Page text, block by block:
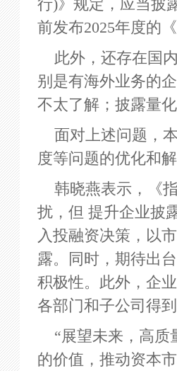
行)》规定，应当披
前发布2025年度的
此外，还存在国
别是有海外业务的
不太了解；披露量
面对上述问题，
度等问题的优化和
韩晓燕表示，《
扰，但 提升企业披
入投融资决策，以
露。同时，期待出
积极性。此外，企
各部门和子公司得
“展望未来，高质
的价值，推动资本